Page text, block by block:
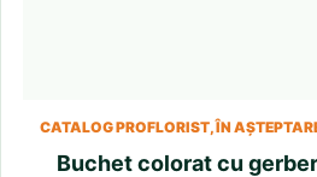
CATALOG PROFLORIST, ÎN
Buchet colorat cu